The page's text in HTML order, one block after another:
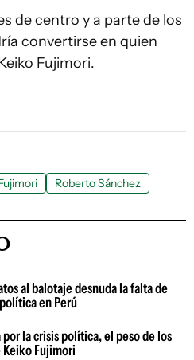
de centro y a parte de los
convertirse en quien
Fujimori.
Roberto Sánchez
al balotaje desnuda la falta de
en Perú
la crisis política, el peso de los
Fujimori